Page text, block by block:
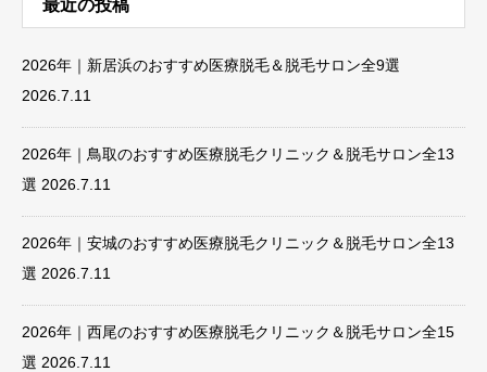
最近の投稿
2026年｜新居浜のおすすめ医療脱毛＆脱毛サロン全9選
2026.7.11
2026年｜鳥取のおすすめ医療脱毛クリニック＆脱毛サロン全13
選 2026.7.11
2026年｜安城のおすすめ医療脱毛クリニック＆脱毛サロン全13
選 2026.7.11
2026年｜西尾のおすすめ医療脱毛クリニック＆脱毛サロン全15
選 2026.7.11